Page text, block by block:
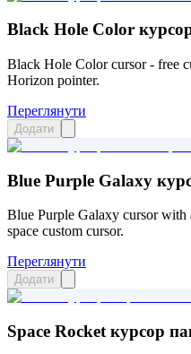
Black Hole Color
Black Hole Color cursor - free
Horizon pointer.
Переглянути
Додати
Blue Purple Galaxy
Blue Purple Galaxy cursor with
space custom cursor.
Переглянути
Додати
Space Rocket курсор